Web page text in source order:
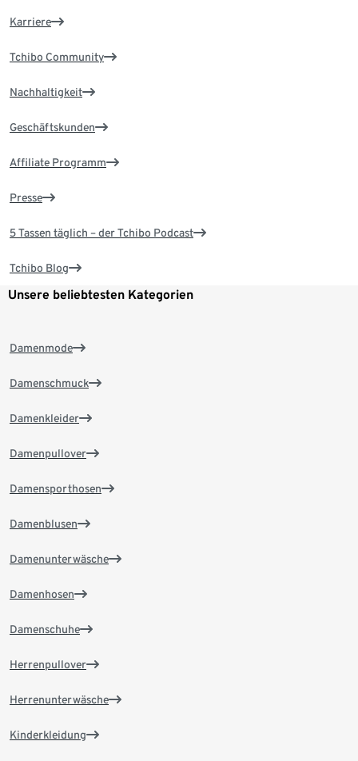
Karriere
Tchibo Community
Nachhaltigkeit
Geschäftskunden
Affiliate Programm
Presse
5 Tassen täglich – der Tchibo Podcast
Tchibo Blog
Unsere beliebtesten Kategorien
Damenmode
Damenschmuck
Damenkleider
Damenpullover
Damensporthosen
Damenblusen
Damenunterwäsche
Damenhosen
Damenschuhe
Herrenpullover
Herrenunterwäsche
Kinderkleidung